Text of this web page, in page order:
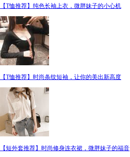
【T恤推荐】纯色长袖上衣，微胖妹子的小心机
【T恤推荐】时尚条纹短袖，让你的美出新高度
【短外套推荐】时尚修身连衣裙，微胖妹子的福音